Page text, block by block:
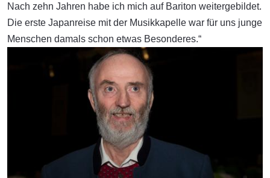
Nach zehn Jahren habe ich mich auf Bariton weitergebildet.
Die erste Japanreise mit der Musikkapelle war für uns junge
Menschen damals schon etwas Besonderes.“